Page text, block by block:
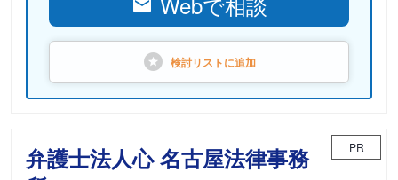
検討リストに追加
弁護士法人心 名古屋法律事務
PR